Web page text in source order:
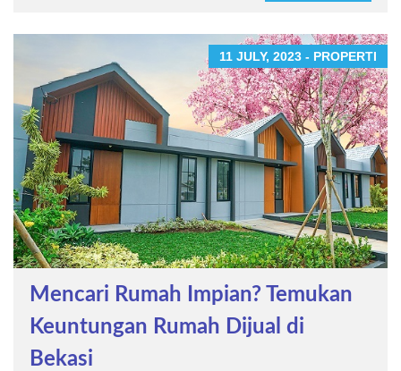
11 JULY, 2023 - PROPERTI
Mencari Rumah Impian? Temukan
Keuntungan Rumah Dijual di
Bekasi